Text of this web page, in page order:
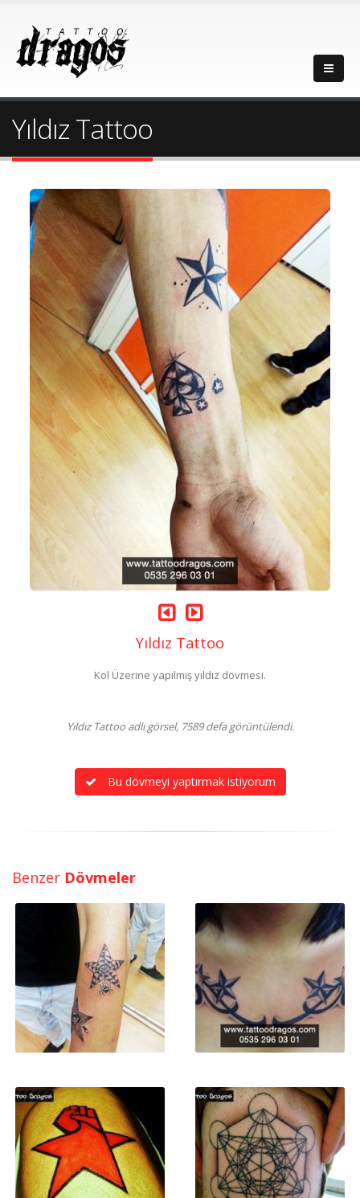
Yıldız Tattoo
Yıldız Tattoo
Kol Üzerine yapılmış yıldız dövmesi.
Yıldız Tattoo adlı görsel, 7589 defa görüntülendi.
Bu dövmeyi yaptırmak istiyorum
Benzer Dövmeler